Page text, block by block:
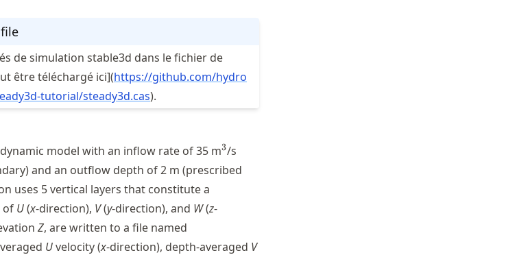
de simulation stable3d dans le fichier de
être téléchargé ici](https://github.com/hydro
-tutorial/steady3d.cas).
model with an inflow rate of 35 m^3
3/s
and an outflow depth of 2 m (prescribed
uses 5 vertical layers that constitute a
of U(x-direction), V(y-direction), and W(z-
Z, are written to a file named
Uvelocity (x-direction), depth-averaged V